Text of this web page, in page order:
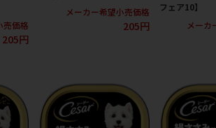
売価格
205円
メーカー希望小売価格
205円
フェア10】
メーカ